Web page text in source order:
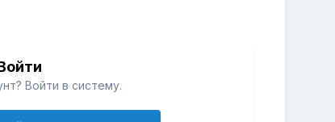
Войти в систему.